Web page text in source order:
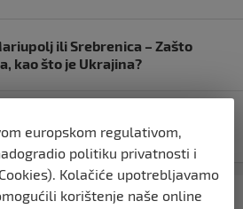
ili Srebrenica – Zašto
kao što je Ukrajina?
košta i preko 28 maraka,
Najnovije Najčitanije
europskom regulativom,
politiku privatnosti i
Kolačiće upotrebljavamo
korištenje naše online